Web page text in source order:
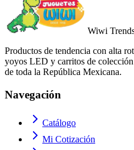
Wiwi
Productos de tendencia con alta
yoyos LED y carritos de
de toda la República Mexicana.
Navegación
Catálogo
Mi Cotización